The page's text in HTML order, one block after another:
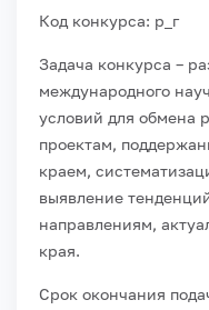
Код конкурса: р_г
Задача конкурса –
международного
условий для обмена
проектам,
краем,
выявление
направлениям,
края.
Срок окончания